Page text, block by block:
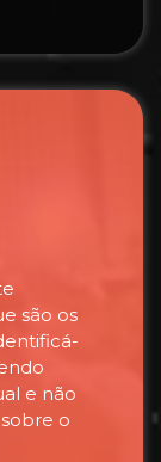
são os
e não
o